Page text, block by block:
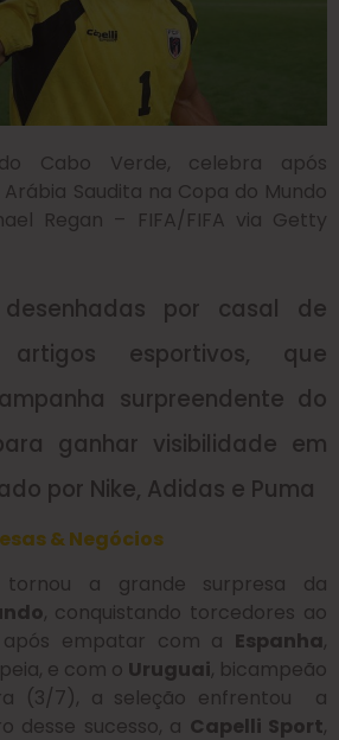
Cabo Verde, celebra após
Saudita na Copa do Mundo
Regan – FIFA/FIFA via Getty
por casal de
esportivos, que
surpreendente do
ganhar visibilidade em
por Nike, Adidas e Puma
& Negócios
a grande surpresa da
, conquistando torcedores ao
empatar com a Espanha,
e com o Uruguai, bicampeão
(3/7), a seleção enfrentou a
desse sucesso, a Capelli Sport,